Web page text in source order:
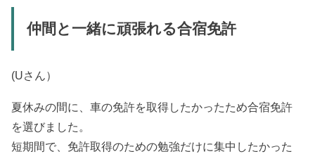
仲間と一緒に頑張れる合宿免許
(Uさん）
夏休みの間に、車の免許を取得したかったため合宿免許
を選びました。
短期間で、免許取得のための勉強だけに集中したかった